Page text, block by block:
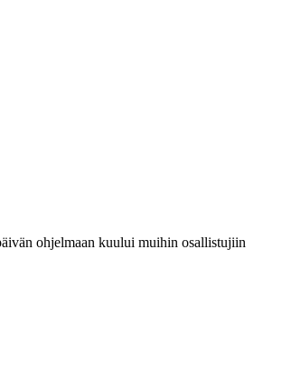
ohjelmaan kuului muihin osallistujiin